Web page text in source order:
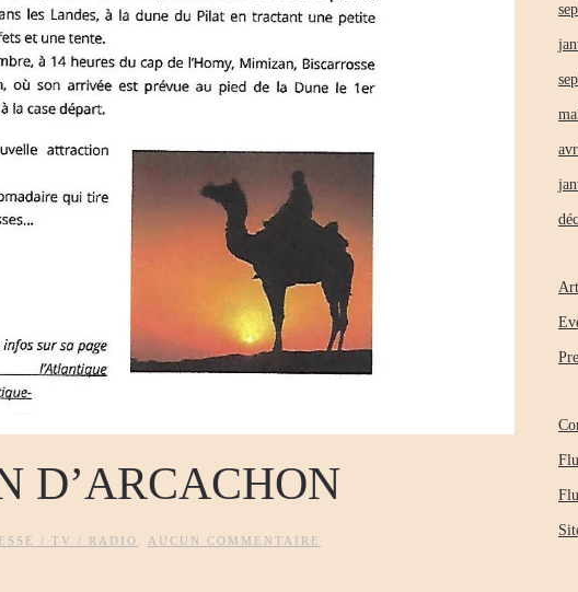
D’ARCACHON
/ TV / RADIO AUCUN COMMENTAIRE